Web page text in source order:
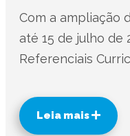
Com a ampliação
até 15 de julho de
Referenciais
Leia mais